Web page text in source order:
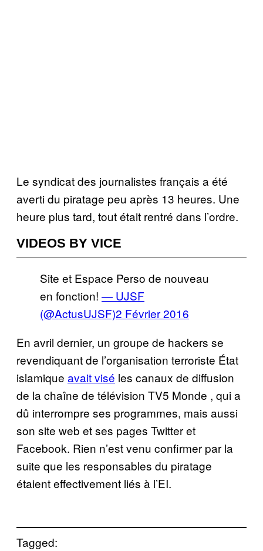
Le syndicat des journalistes français a été
averti du piratage peu après 13 heures. Une
heure plus tard, tout était rentré dans l’ordre.
VIDEOS BY VICE
Site et Espace Perso de nouveau
en fonction! — UJSF
(@ActusUJSF)2 Février 2016
En avril dernier, un groupe de hackers se
revendiquant de l’organisation terroriste État
islamique avait visé les canaux de diffusion
de la chaîne de télévision TV5 Monde , qui a
dû interrompre ses programmes, mais aussi
son site web et ses pages Twitter et
Facebook. Rien n’est venu confirmer par la
suite que les responsables du piratage
étaient effectivement liés à l’EI.
Tagged: